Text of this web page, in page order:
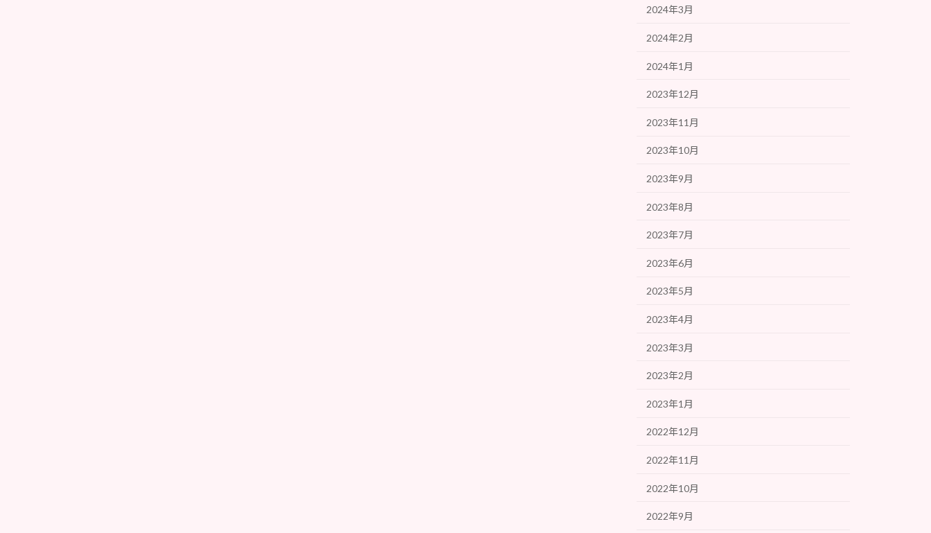
2024年3月
2024年2月
2024年1月
2023年12月
2023年11月
2023年10月
2023年9月
2023年8月
2023年7月
2023年6月
2023年5月
2023年4月
2023年3月
2023年2月
2023年1月
2022年12月
2022年11月
2022年10月
2022年9月